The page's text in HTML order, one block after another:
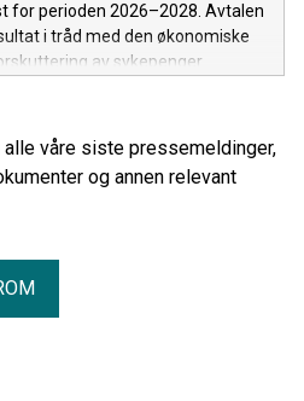
for perioden 2026–2028. Avtalen
i tråd med den økonomiske
av sykepenger.
våre siste pressemeldinger,
og annen relevant